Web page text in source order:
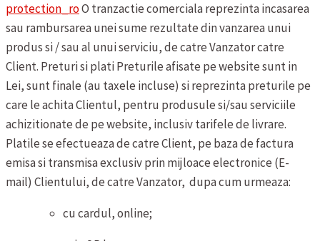
protection_roO tranzactie comerciala reprezinta incasarea
sau rambursarea unei sume rezultate din vanzarea unui
produs si / sau al unui serviciu, de catre Vanzator catre
Client. Preturi si platiPreturile afisate pe website sunt in
Lei, sunt finale (au taxele incluse) si reprezinta preturile pe
care le achita Clientul, pentru produsule si/sau serviciile
achizitionate de pe website, inclusiv tarifele de livrare.
Platile se efectueaza de catre Client, pe baza de factura
emisa si transmisa exclusiv prin mijloace electronice (E-
mail) Clientului, de catre Vanzator, dupa cum urmeaza:
cu cardul, online;